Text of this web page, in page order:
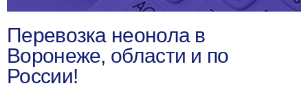
Перевозка неонола в
Воронеже, области и по
России!